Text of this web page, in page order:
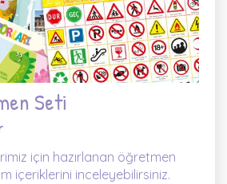
Seti
için hazırlanan öğretmen
içeriklerini inceleyebilirsiniz.